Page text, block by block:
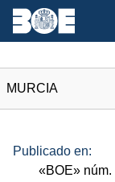
MURCIA
Publicado en:
«BOE» núm.